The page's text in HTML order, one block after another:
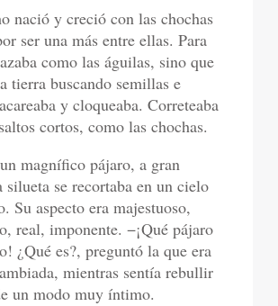
nació y creció con las chochas
ser una más entre ellas. Para
como las águilas, sino que
tierra buscando semillas e
y cloqueaba. Correteaba
cortos, como las chochas.
magnífico pájaro, a gran
silueta se recortaba en un cielo
Su aspecto era majestuoso,
real, imponente. −¡Qué pájaro
¿Qué es?, preguntó la que era
mientras sentía rebullir
un modo muy íntimo.